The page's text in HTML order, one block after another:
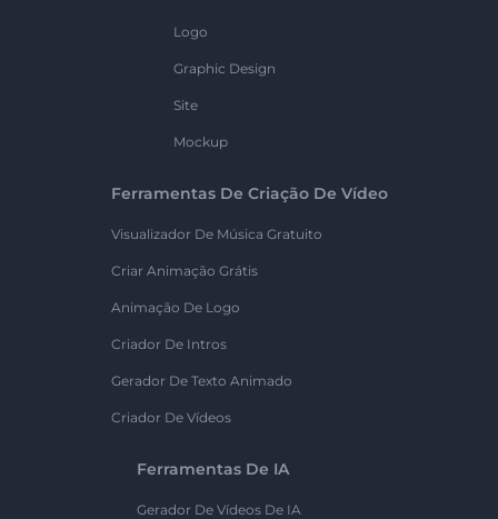
Logo
Graphic Design
Site
Mockup
Ferramentas De Criação De Vídeo
Visualizador De Música Gratuito
Criar Animação Grátis
Animação De Logo
Criador De Intros
Gerador De Texto Animado
Criador De Vídeos
Ferramentas De IA
Gerador De Vídeos De IA